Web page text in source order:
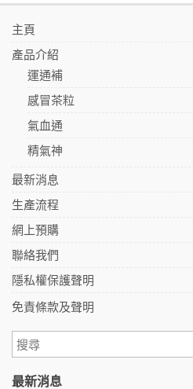
主頁
產品介紹
運通補
感冒茶粒
氣血通
精氣神
最新消息
生產流程
網上預購
聯絡我們
隱私權保護聲明
免責條款及聲明
最新消息